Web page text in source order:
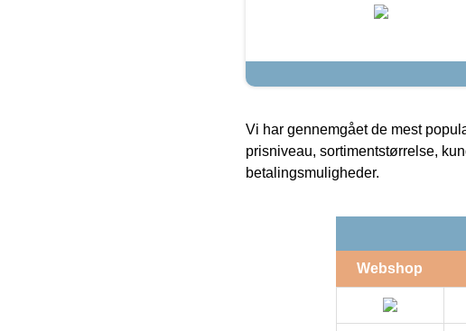
Vi har gennemgået de mest
prisniveau, sortimentstørrelse,
betalingsmuligheder.
Webshop